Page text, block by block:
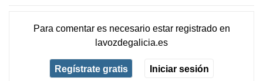
Para comentar es necesario estar registradoen
lavozdegalicia.es
Regístrate gratis Iniciar sesión